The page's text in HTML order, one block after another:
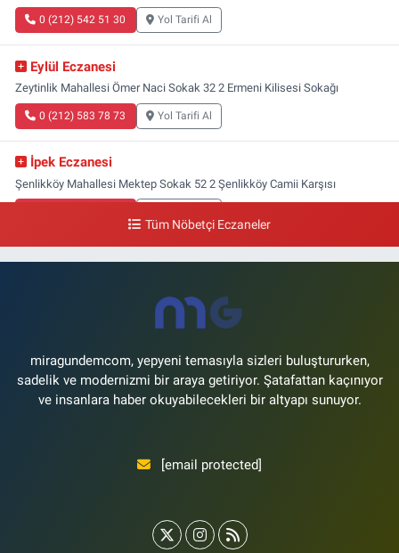
0 (212) 542 51 30 Yol Tarifi Al
Eylül Eczanesi
Zeytinlik Mahallesi Ömer Naci Sokak 32 2 Ermeni Kilisesi Sokağı
0 (212) 583 78 73 Yol Tarifi Al
İpek Eczanesi
Şenlikköy Mahallesi Mektep Sokak 52 2 Şenlikköy Camii Karşısı
Gün Eczanesi
Yol Tarifi Al
Tüm Nöbetçi Eczaneler
miragundemcom, yepyeni temasıyla sizleri buluştururken,
sadelik ve modernizmi bir araya getiriyor. Şatafattan kaçınıyor
ve insanlara haber okuyabilecekleri bir altyapı sunuyor.
[email protected]